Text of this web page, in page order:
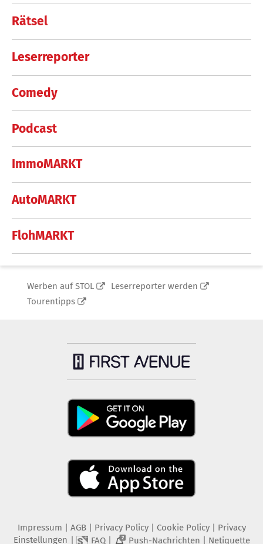
Rätsel
Leserreporter
Comedy
Podcast
ImmoMARKT
AutoMARKT
FlohMARKT
Werben auf STOL
Leserreporter werden
Tourentipps
Impressum AGB Privacy Policy| Cookie Policy| Privacy
Einstellungen
FAQ| 2 Push-Nachrichten Netiquette